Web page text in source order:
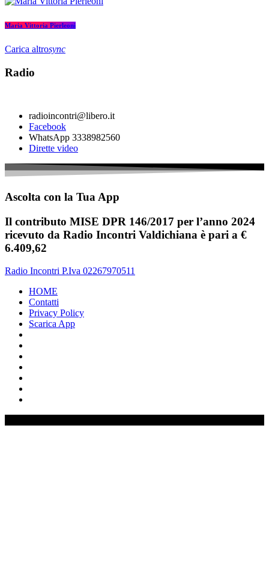
Maria Vittoria Pierleoni
Carica altrosync
Radio
radioincontri@libero.it
Facebook
WhatsApp 3338982560
Dirette video
Ascolta con la Tua App
Il contributo MISE DPR 146/2017 per l’anno 2024
ricevuto da Radio Incontri Valdichiana è pari a €
6.409,62
Radio Incontri P.Iva 02267970511
HOME
Contatti
Privacy Policy
Scarica App